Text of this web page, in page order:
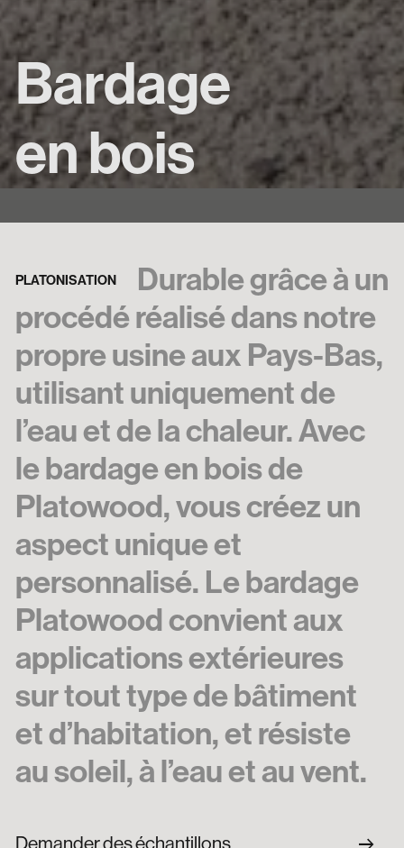
Bardage
en bois
PLATONISATION
Durable grâce à un
procédé réalisé dans notre
propre usine aux Pays-Bas,
utilisant uniquement de
l’eau et de la chaleur. Avec
le bardage en bois de
Platowood, vous créez un
aspect unique et
personnalisé. Le bardage
Platowood convient aux
applications extérieures
sur tout type de bâtiment
et d’habitation, et résiste
au soleil, à l’eau et au vent.
Demander des échantillons